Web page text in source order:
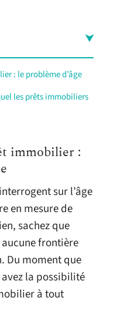
: le problème d’âge
les prêts immobiliers
immobilier :
sur l’âge
en mesure de
sachez que
frontière
Du moment que
la possibilité
à tout